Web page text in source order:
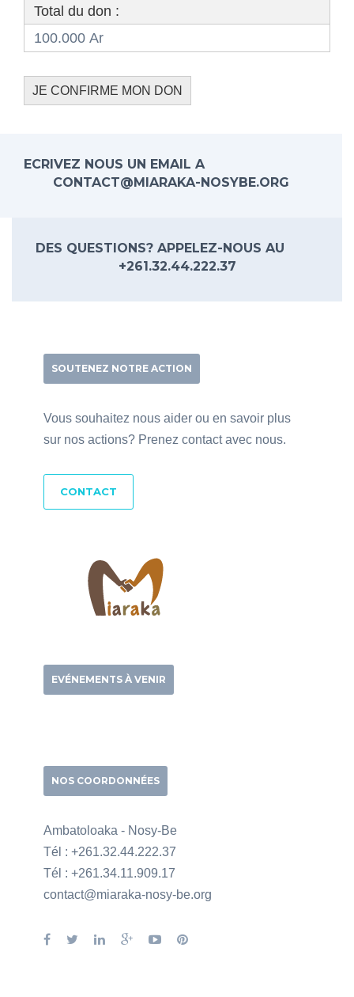
Total du don :
100.000 Ar
ECRIVEZ NOUS UN EMAIL A
CONTACT@MIARAKA-NOSYBE.ORG
DES QUESTIONS? APPELEZ-NOUS AU
+261.32.44.222.37
SOUTENEZ NOTRE ACTION
Vous souhaitez nous aider ou en savoir plus
sur nos actions? Prenez contact avec nous.
CONTACT
EVÉNEMENTS À VENIR
NOS COORDONNÉES
Ambatoloaka - Nosy-Be
Tél : +261.32.44.222.37
Tél : +261.34.11.909.17
contact@miaraka-nosy-be.org